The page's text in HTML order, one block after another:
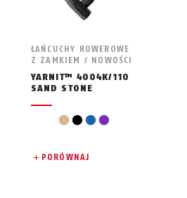
ŁAŃCUCHY ROWEROWE
Z ZAMKIEM / NOWOŚCI
YARNIT™ 4004K/110
SAND STONE
beżczarny
niebieski
fiolet
PORÓWNAJ